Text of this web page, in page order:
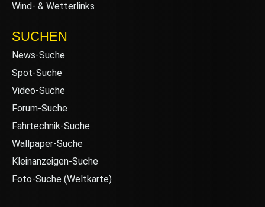
Wind- & Wetterlinks
SUCHEN
News-Suche
Spot-Suche
Video-Suche
Forum-Suche
Fahrtechnik-Suche
Wallpaper-Suche
Kleinanzeigen-Suche
Foto-Suche (Weltkarte)